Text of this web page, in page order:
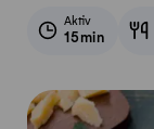
Aktiv
15min